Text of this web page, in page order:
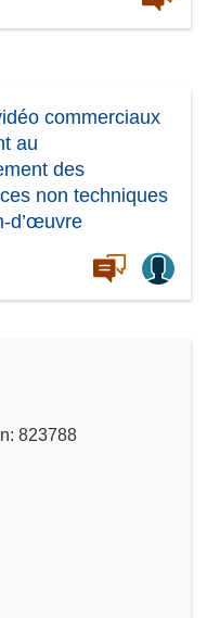
commerciaux
au
des
non techniques
d’œuvre
823788